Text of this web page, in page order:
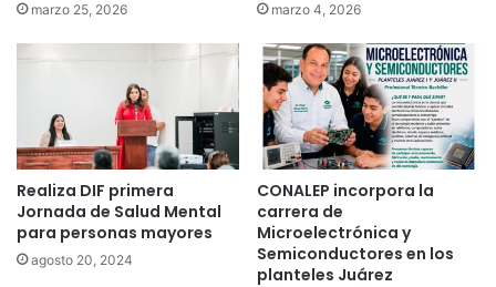
marzo 25, 2026 marzo 4, 2026
Realiza DIF primera
Jornada de Salud Mental
para personas mayores
agosto 20, 2024
CONALEP incorpora la
carrera de
Microelectrónica y
Semiconductores en los
planteles Juárez